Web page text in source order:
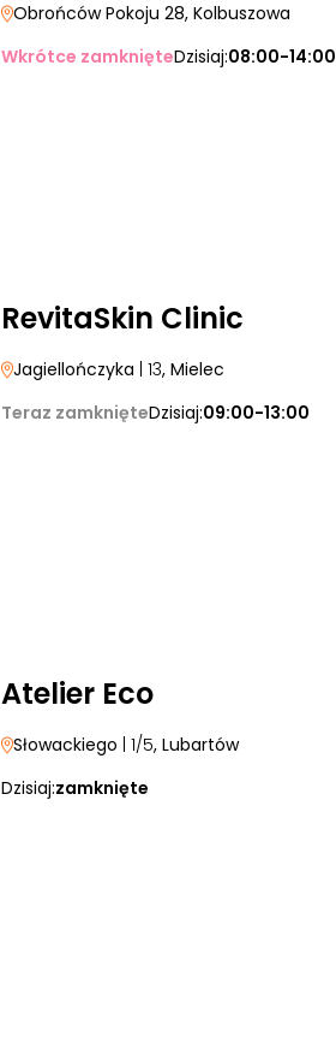
Obrońców Pokoju 28, Kolbuszowa
Wkrótce zamknięteDzisiaj:08:00-14:00
RevitaSkin Clinic
Jagiellończyka | 13, Mielec
Teraz zamknięteDzisiaj:09:00-13:00
Atelier Eco
Słowackiego | 1/5, Lubartów
Dzisiaj:zamknięte